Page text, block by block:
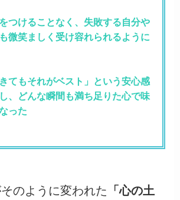
つけることなく、失敗する自分や
微笑ましく受け容れられるように
てもそれがベスト」
という安心感
、 どんな瞬間も満ち足りた心で味
った
のように変われた 「心の土